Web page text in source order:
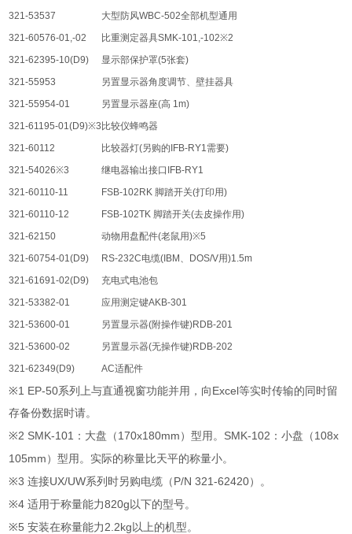
321-53537
大型防风WBC-502全部机型通用
321-60576-01,-02
比重测定器具SMK-101,-102※2
321-62395-10(D9)
显示部保护罩(5张套)
321-55953
另置显示器角度调节、壁挂器具
321-55954-01
另置显示器座(高 1m)
321-61195-01(D9)※3 比较仪蜂鸣器
321-60112
比较器灯(另购的 IFB-RY1需要)
321-54026※3
继电器输出接口 IFB-RY1
321-60110-11
FSB-102RK 脚踏开关(打印用)
321-60110-12
FSB-102TK 脚踏开关(去皮操作用)
321-62150
动物用盘配件(老鼠用)※5
321-60754-01(D9)
RS-232C电缆(IBM 、 DOS/V用)1.5m
321-61691-02(D9)
充电式电池包
321-53382-01
应用测定键AKB-301
321-53600-01
另置显示器(附操作键)RDB-201
321-53600-02
另置显示器(无操作键)RDB-202
321-62349(D9)
AC适配件
※1 EP-50系列上与直通视窗功能并用，向 Excel等实时传输的同时留
存备份数据时请。
※2 SMK-101 ：大盘（ 170x180mm ）型用。 SMK-102 ：小盘（ 108x
105mm ）型用。实际的称量比天平的称量小。
※3连接UX/UW系列时另购电缆（ P/N 321-62420）。
※4适用于称量能力820g 以下的型号。
※5安装在称量能力2.2kg 以上的机型。